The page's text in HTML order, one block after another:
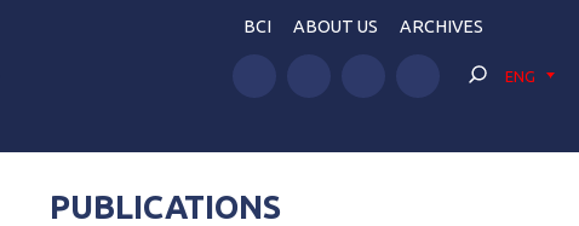
BCI ABOUT US ARCHIVES
ENG
PUBLICATIONS